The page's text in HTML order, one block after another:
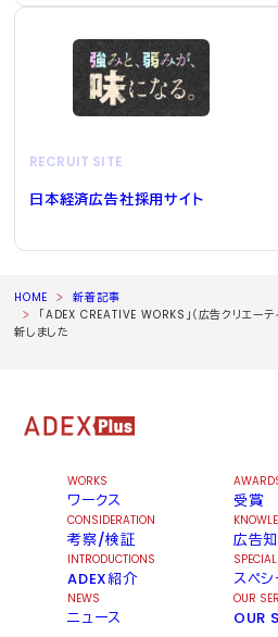
RECRUIT SITE
日本経済広告社採用サイト
HOME
新着記事
「ADEX CREATIVE WORKS」（広告クリエ
新しました
WORKS
ワークス 受賞
CONSIDERATION
考察/検証 広告
INTRODUCTIONS
ADEX紹介
SPECIAL
スペ
NEWS
ニュース
OUR
OUR